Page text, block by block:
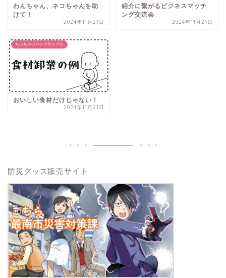
わんちゃん、ネコちゃんを助
けて！
2024年11月21日
紹介に繋がるビジネスマッチ
ング交流会
2024年11月21日
ちっちゃいパンフサンプル
おいしい食材だけじゃない！
2024年11月21日
防災グッズ販売サイト